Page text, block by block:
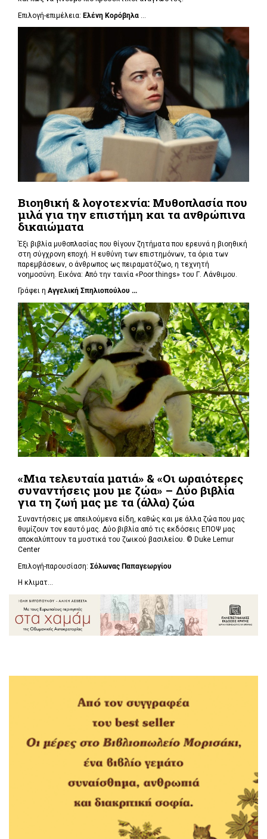
Επιλογή-επιμέλεια: Ελένη Κορόβηλα ...
Βιοηθική & λογοτεχνία: Μυθοπλασία που
μιλά για την επιστήμη και τα ανθρώπινα
δικαιώματα
Έξι βιβλία μυθοπλασίας που θίγουν ζητήματα που ερευνά η βιοηθική
στη σύγχρονη εποχή. Η ευθύνη των επιστημόνων, τα όρια των
παρεμβάσεων, ο άνθρωπος ως πειραματόζωο, η τεχνητή
νοημοσύνη. Εικόνα: Από την ταινία «Poor things» του Γ. Λάνθιμου.
Γράφει η Αγγελική Σπηλιοπούλου ...
«Μια τελευταία ματιά» & «Οι ωραιότερες
συναντήσεις μου με ζώα» – Δύο βιβλία
για τη ζωή μας με τα (άλλα) ζώα
Συναντήσεις με απειλούμενα είδη, καθώς και με άλλα ζώα που μας
θυμίζουν τον εαυτό μας. Δύο βιβλία από τις εκδόσεις ΕΠΟΨ μας
αποκαλύπτουν τα μυστικά του ζωικού βασιλείου. © Duke Lemur
Center
Επιλογή-παρουσίαση: Σόλωνας Παπαγεωργίου
Η κλιματ...